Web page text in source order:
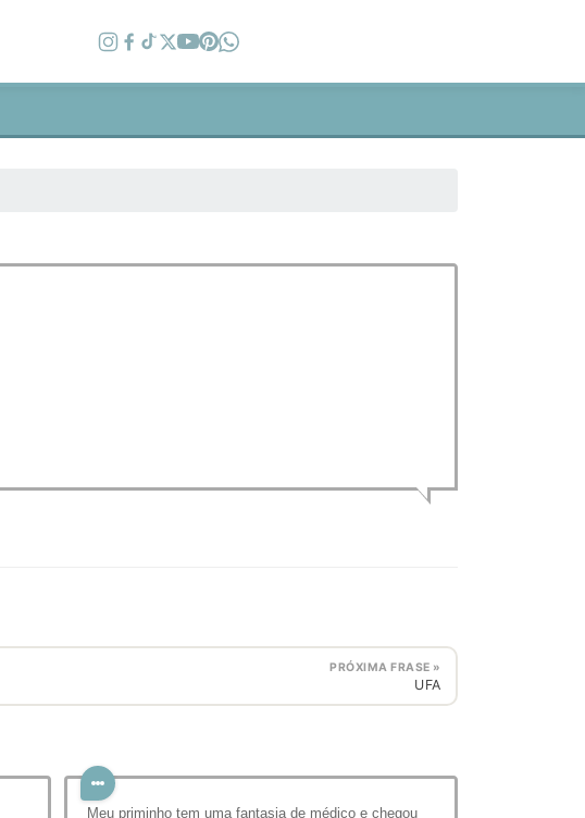
PRÓXIMA FRASE »
UFA
Meu priminho tem uma fantasia de médico e chegou